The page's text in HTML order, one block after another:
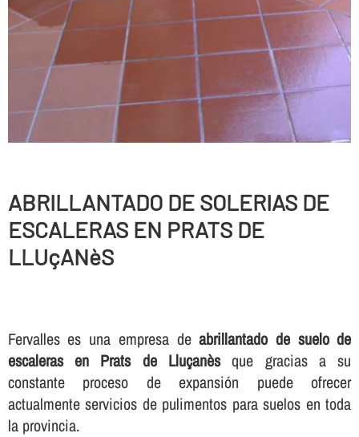
ABRILLANTADO DE SOLERIAS DE
ESCALERAS EN PRATS DE
LLUçANèS
Fervalles es una empresa deabrillantado de suelo de
escaleras en Prats de Lluçanèsque gracias a su
constante proceso de expansión puede ofrecer
actualmente servicios de pulimentos para suelos en toda
la provincia.